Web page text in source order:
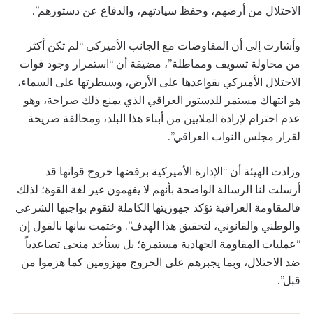
الاحتلال من أرضهم، وحفظ سيادتهم، والدفاع عن دستورهم”.
وأشارت إلى أن المفاوضات مع الجانب الأميركي “لم تكن أكثر
من محاولة تسويف ومماطلة”، مضيفة أن “استمرار وجود قوات
الاحتلال الأميركي بقواعدها على الأرض، وسيطرتها على السماء،
هو انتهاك مستمر للدستور العراقي الذي يمنع ذلك صراحة، وهو
عدم احترام لإرادة الملايين من أبناء هذا البلد، ومخالفة صريحة
لقرار مجلس النواب العراقي”.
وزادت الهيئة أن “الإدارة الأميركية برفضها خروج قواتها قد
أرسلت لنا الرسالة الواضحة بأنهم لا يفهمون غير لغة القوة؛ لذلك
فالمقاومة العراقية تؤكد جهوزيتها الكاملة لتقوم بواجبها الشرعي
والوطني والقانوني، لتحقيق هذا الهدف”. وختمت بيانها بالقول إن
“عمليات المقاومة الجهادية مستمرة؛ بل ستأخذ منحى تصاعدياً
ضد الاحتلال، وبما يجبرهم على الخروج مهزومين كما هزموا من
قبل”.